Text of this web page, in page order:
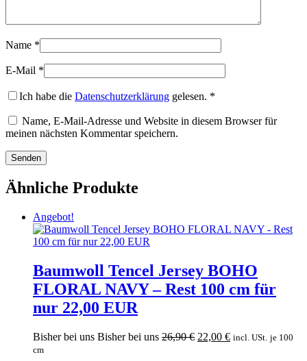
Name *
E-Mail *
Ich habe die Datenschutzerklärung gelesen. *
Name, E-Mail-Adresse und Website in diesem Browser für
meinen nächsten Kommentar speichern.
Ähnliche Produkte
Angebot!
Baumwoll Tencel Jersey BOHO
FLORAL NAVY – Rest 100 cm für
nur 22,00 EUR
Bisher bei uns Bisher bei uns 26,90€ Ursprünglicher
22,00 €Aktueller
incl. USt. je 100
cm